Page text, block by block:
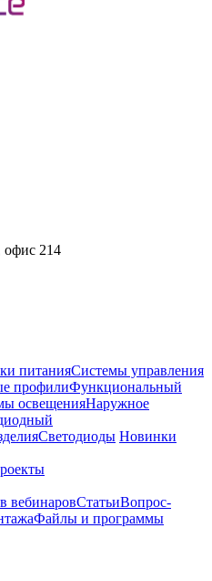
офис 214
питанияСистемы управления
профилиФункциональный
освещенияНаружное
Светодиоды Новинки
вебинаровСтатьиВопрос-
Файлы и программы